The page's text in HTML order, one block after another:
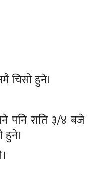
चिसो हुने।
भने पनि राति ३/४ बजे
हुने।